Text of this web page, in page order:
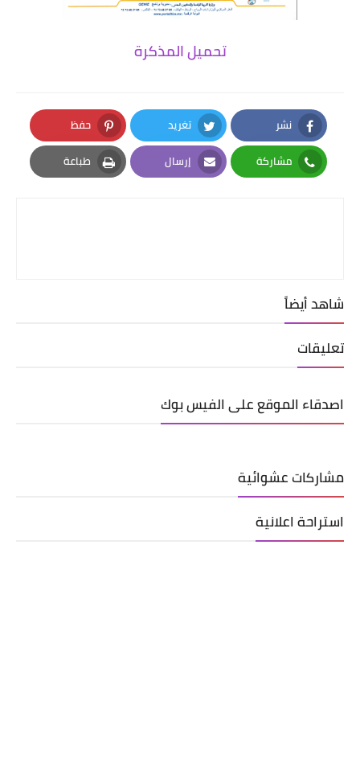
تحميل المذكرة
نشر
Facebook
تغريد
Twitter
حفظ
Pinterest
مشاركة
Whatsapp
إرسال
Email
طباعة
Print
شاهد أيضاً
تعليقات
اصدقاء الموقع على الفيس بوك
مشاركات عشوائية
استراحة اعلانية